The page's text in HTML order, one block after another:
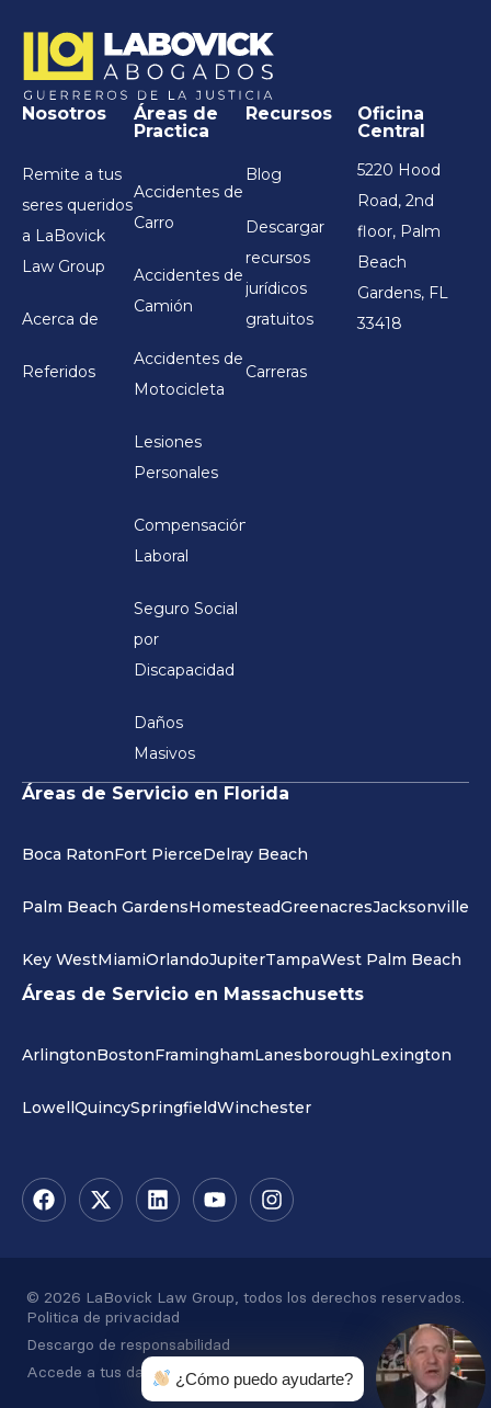
Nosotros
Remite a tus
seres queridos
a LaBovick
Law Group
Acerca de
Referidos
Áreas de
Practica
Accidentes de
Carro
Accidentes de
Camión
Accidentes de
Motocicleta
Lesiones
Personales
Compensación
Laboral
Seguro Social
por
Discapacidad
Daños
Masivos
Recursos
Blog
Descargar
recursos
jurídicos
gratuitos
Carreras
Oficina
Central
5220 Hood
Road, 2nd
floor, Palm
Beach
Gardens, FL
33418
Áreas de Servicio en Florida
Boca RatonFort PierceDelray Beach
Palm Beach GardensHomesteadGreenacresJacksonville
Key WestMiamiOrlandoJupiterTampaWest Palm Beach
Áreas de Servicio en Massachusetts
ArlingtonBostonFraminghamLanesboroughLexington
LowellQuincySpringfieldWinchester
© 2026 LaBovick Law Group, todos los derechos reservados.
Politica de privacidad
Descargo de responsabilidad
Accede a tus datos ¿Cómo puedo ayudarte?